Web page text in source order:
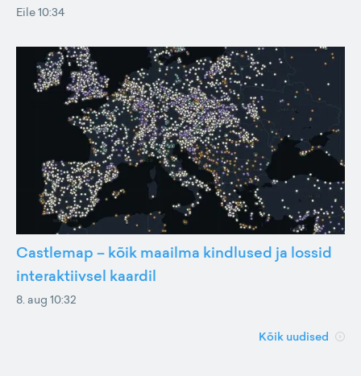
Eile 10:34
Castlemap – kõik maailma kindlused ja lossid
interaktiivsel kaardil
8. aug 10:32
Kõik uudised